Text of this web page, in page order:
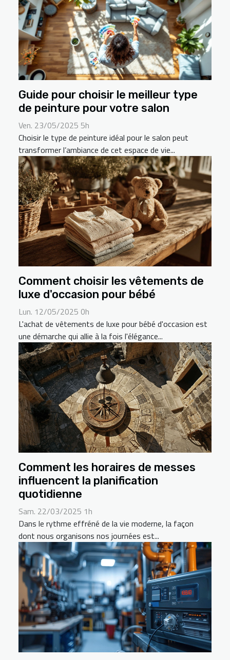
Guide pour choisir le meilleur type
de peinture pour votre salon
Ven. 23/05/2025 5h
Choisir le type de peinture idéal pour le salon peut
transformer l’ambiance de cet espace de vie...
Comment choisir les vêtements de
luxe d'occasion pour bébé
Lun. 12/05/2025 0h
L'achat de vêtements de luxe pour bébé d'occasion est
une démarche qui allie à la fois l'élégance...
Comment les horaires de messes
influencent la planification
quotidienne
Sam. 22/03/2025 1h
Dans le rythme effréné de la vie moderne, la façon
dont nous organisons nos journées est...